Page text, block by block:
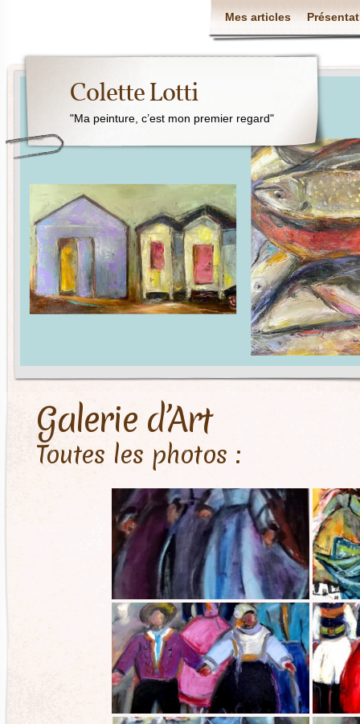
Mes articles
Colette Lotti
"Ma peinture, c’est mon premier regard"
Galerie d’Art
Toutes les photos :